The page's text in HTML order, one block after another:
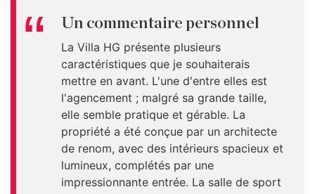
Un commentaire personnel
La Villa HG présente plusieurs
caractéristiques que je souhaiterais
mettre en avant. L'une d'entre elles est
l'agencement ; malgré sa grande taille,
elle semble pratique et gérable. La
propriété a été conçue par un architecte
de renom, avec des intérieurs spacieux et
lumineux, complétés par une
impressionnante entrée. La salle de sport